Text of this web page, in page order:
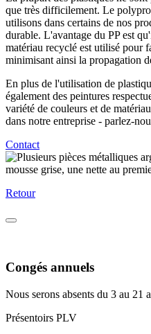
que très difficilement. Le
utilisons dans certains de nos
durable. L'avantage du PP est
matériau recyclé est utilisé pour
minimisant ainsi la propagation
En plus de l'utilisation de
également des peintures
variété de couleurs et de
dans notre entreprise - parlez-
Contact
Retour
Congés annuels
Nous serons absents du 3 au 21
Présentoirs PLV